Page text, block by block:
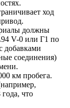
ход
должны
V-0 или Г1 по
соединения)
км пробега.
что